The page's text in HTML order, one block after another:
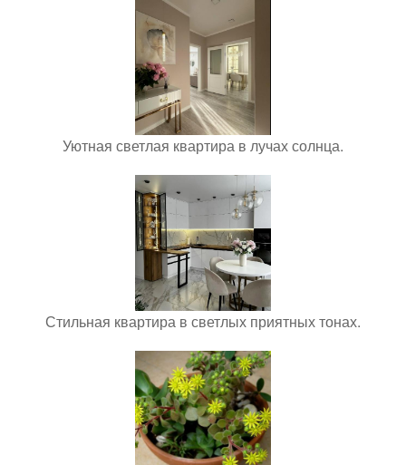
Уютная светлая квартира в лучах солнца.
Стильная квартира в светлых приятных тонах.